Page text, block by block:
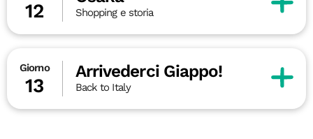
12 Shopping e storia
Giorno
13
Arrivederci Giappo!
Back to Italy